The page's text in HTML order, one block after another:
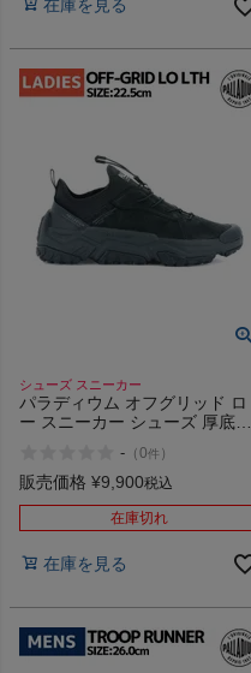
在庫を見る
シューズ スニーカー
パラディウム オフグリッド ロ
ー スニーカー シューズ 厚底ス
ュアル PALLADIUM OFF-GRID
LO LTH 77170 アウトレット セ
- （0件 ）
販売価格 ¥9,900税込
在庫切れ
在庫を見る